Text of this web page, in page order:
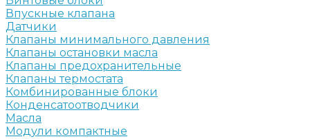
Впускные клапана
Датчики
Клапаны минимального давления
Клапаны остановки масла
Клапаны предохранительные
Клапаны термостата
Комбинированные блоки
Конденсатоотводчики
Масла
Модули компактные